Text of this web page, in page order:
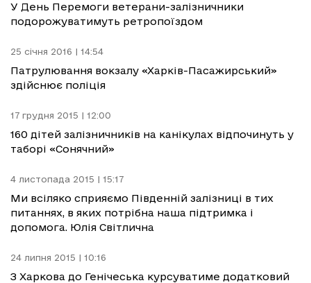
У День Перемоги ветерани-залізничники
подорожуватимуть ретропоїздом
25 січня 2016 | 14:54
Патрулювання вокзалу «Харків-Пасажирський»
здійснює поліція
17 грудня 2015 | 12:00
160 дітей залізничників на канікулах відпочинуть у
таборі «Сонячний»
4 листопада 2015 | 15:17
Ми всіляко сприяємо Південній залізниці в тих
питаннях, в яких потрібна наша підтримка і
допомога. Юлія Світлична
24 липня 2015 | 10:16
З Харкова до Генічеська курсуватиме додатковий